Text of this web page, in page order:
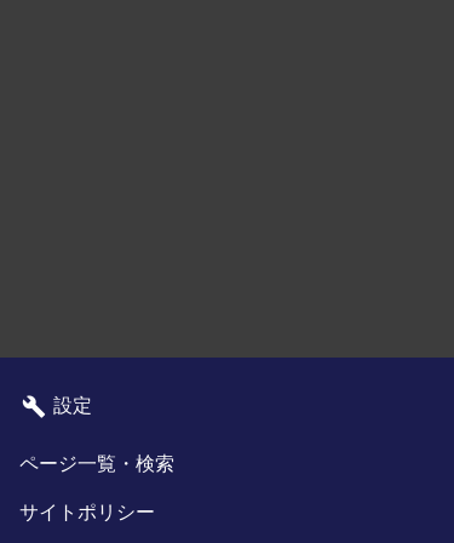
設定
ページ一覧・検索
サイトポリシー